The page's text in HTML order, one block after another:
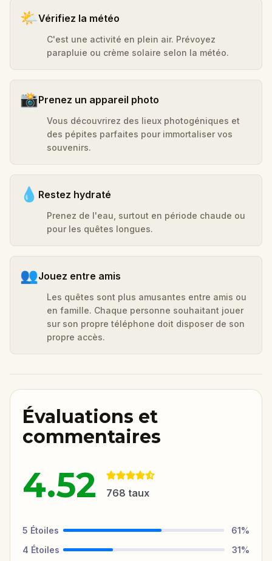
🌤️Vérifiez la météo
C'est une activité en plein air. Prévoyez
parapluie ou crème solaire selon la météo.
📸Prenez un appareil photo
Vous découvrirez des lieux photogéniques et
des pépites parfaites pour immortaliser vos
souvenirs.
💧 Restez hydraté
Prenez de l'eau, surtout en période chaude ou
pour les quêtes longues.
👥Jouez entre amis
Les quêtes sont plus amusantes entre amis ou
en famille. Chaque personne souhaitant jouer
sur son propre téléphone doit disposer de son
propre accès.
Évaluations et
commentaires
4.52 768 taux
5 Étoiles 61%
4 Étoiles 31%